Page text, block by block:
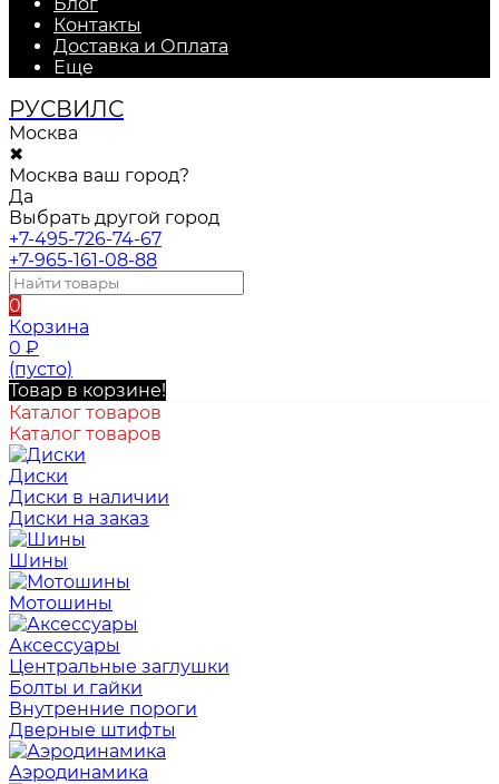
Контакты
Доставка и Оплата
Еще
РУСВИЛС
Москва
✖
Москва ваш город?
Да
Выбрать другой город
+7-495-726-74-67
+7-965-161-08-88
0
Корзина
0 ₽
(пусто)
Товар в корзине!
Каталог товаров
Каталог товаров
Диски
Диски в наличии
Диски на заказ
Шины
Мотошины
Аксессуары
Центральные заглушки
Болты и гайки
Внутренние пороги
Дверные штифты
Аэродинамика